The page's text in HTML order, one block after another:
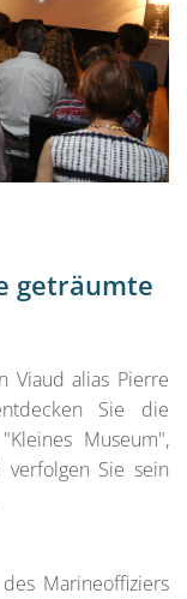
geträumte
Viaud alias Pierre
Sie die
Museum",
verfolgen Sie sein
Marineoffiziers